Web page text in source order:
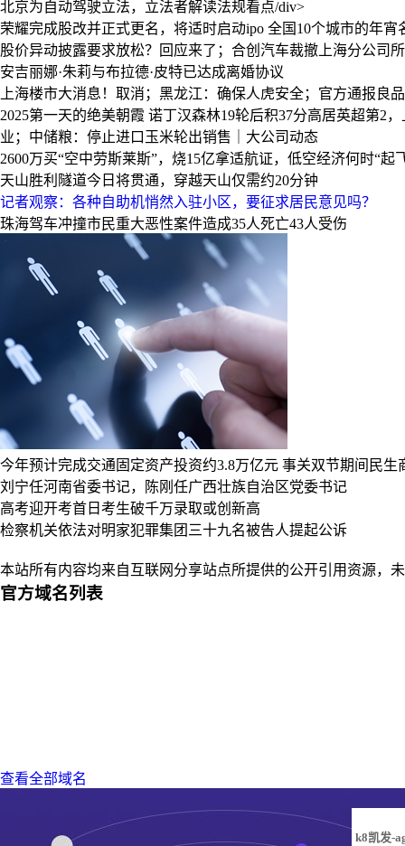
北京为自动驾驶立法，立法者解读法规看点/div>
荣耀完成股改并正式更名，将适时启动ipo 全国10个城市的年宵
股价异动披露要求放松？回应来了；合创汽车裁撤上海分公司
安吉丽娜·朱莉与布拉德·皮特已达成离婚协议
上海楼市大消息！取消；黑龙江：确保人虎安全；官方通报良
2025第一天的绝美朝霞 诺丁汉森林19轮后积37分高居英超第2
业；中储粮：停止进口玉米轮出销售｜大公司动态
2600万买“空中劳斯莱斯”，烧15亿拿适航证，低空经济何时“起
天山胜利隧道今日将贯通，穿越天山仅需约20分钟
记者观察：各种自助机悄然入驻小区，要征求居民意见吗？
珠海驾车冲撞市民重大恶性案件造成35人死亡43人受伤
今年预计完成交通固定资产投资约3.8万亿元 事关双节期间民生
刘宁任河南省委书记，陈刚任广西壮族自治区党委书记
高考迎开考首日考生破千万录取或创新高
检察机关依法对明家犯罪集团三十九名被告人提起公诉
本站所有内容均来自互联网分享站点所提供的公开引用资源，
官方域名列表
查看全部域名
k8凯发-